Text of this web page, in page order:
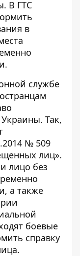
В ГТС
в
службе
. Так,
№ 509
лиц».
лицо без
а также
боевые
справку